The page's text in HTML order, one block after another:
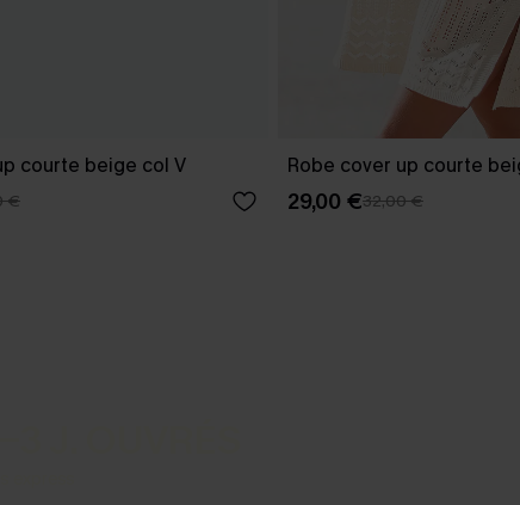
courte beige col V
€
Robe cover up courte
29,00 €32,00 €